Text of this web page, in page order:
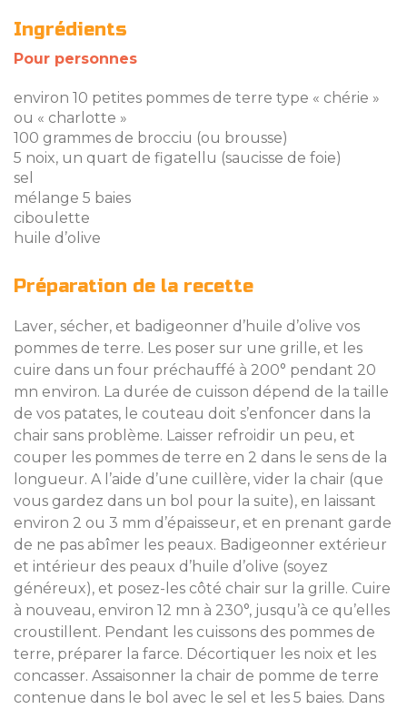
Ingrédients
Pour personnes
environ 10 petites pommes de terre type « chérie »
ou « charlotte »
100 grammes de brocciu (ou brousse)
5 noix, un quart de figatellu (saucisse de foie)
sel
mélange 5 baies
ciboulette
huile d’olive
Préparation de la recette
Laver, sécher, et badigeonner d’huile d’olive vos
pommes de terre. Les poser sur une grille, et les
cuire dans un four préchauffé à 200° pendant 20
mn environ. La durée de cuisson dépend de la taille
de vos patates, le couteau doit s’enfoncer dans la
chair sans problème. Laisser refroidir un peu, et
couper les pommes de terre en 2 dans le sens de la
longueur. A l’aide d’une cuillère, vider la chair (que
vous gardez dans un bol pour la suite), en laissant
environ 2 ou 3 mm d’épaisseur, et en prenant garde
de ne pas abîmer les peaux. Badigeonner extérieur
et intérieur des peaux d’huile d’olive (soyez
généreux), et posez-les côté chair sur la grille. Cuire
à nouveau, environ 12 mn à 230°, jusqu’à ce qu’elles
croustillent. Pendant les cuissons des pommes de
terre, préparer la farce. Décortiquer les noix et les
concasser. Assaisonner la chair de pomme de terre
contenue dans le bol avec le sel et les 5 baies. Dans